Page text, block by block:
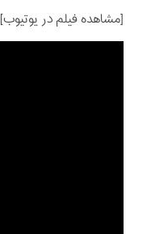
[مشاهده فیلم در یوتیوب]